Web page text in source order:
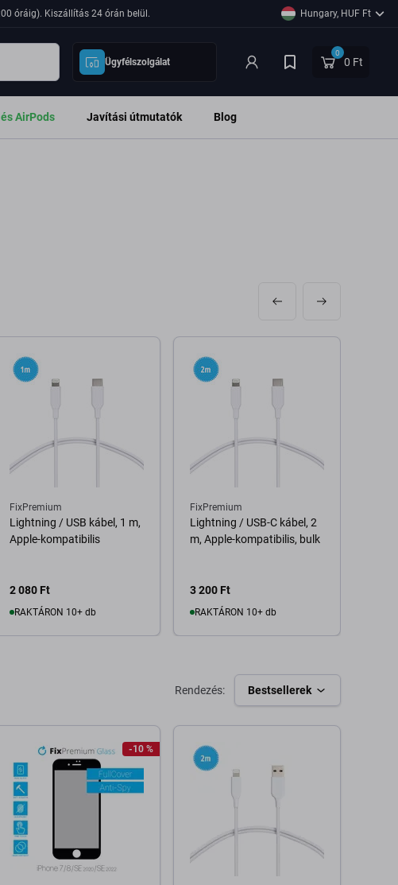
óráig). Kiszállítás 24 órán belül. Hungary, HUF Ft
Ügyfélszolgálat
0
0 Ft
AirPods Javítási útmutatók Blog
FixPremium
Lightning / USB kábel, 1 m,
Apple-kompatibilis
2 080 Ft
RAKTÁRON 10+ db
FixPremium
Lightning / USB-C kábel, 2
m, Apple-kompatibilis, bulk
3 200 Ft
RAKTÁRON 10+ db
Rendezés: Bestsellerek
-10 %